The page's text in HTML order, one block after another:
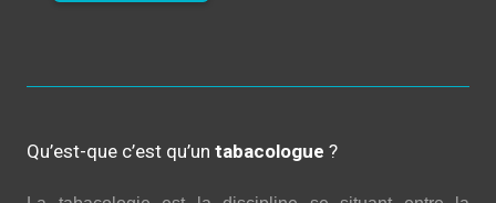
Qu’est-que c’est qu’un tabacologue ?